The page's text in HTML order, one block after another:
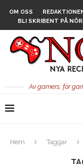
OM OSS
BLI SKRIBENT PÅ
Av gamers, för
Hem Taggar